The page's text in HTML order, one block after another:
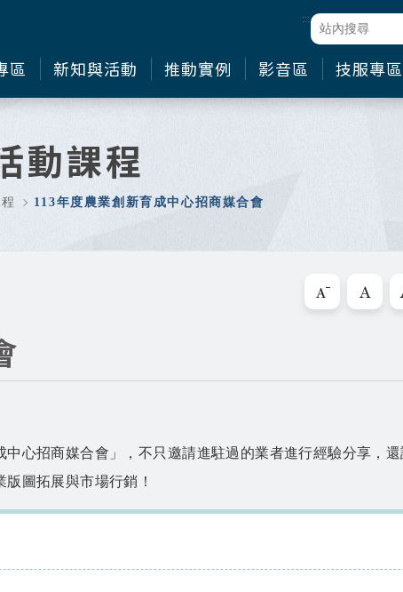
:::
區 新知與活動 推動實例 影音區 技服專區
動課程
113年度農業創新育成中心招商媒合會
心招商媒合會」，不只邀請進駐過的業者進行經驗分享，
圖拓展與市場行銷！